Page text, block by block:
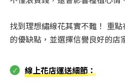
找到理想繡線花其實不難！ 重
的優缺點，並選擇信譽良好的店
線上花店運送細節：